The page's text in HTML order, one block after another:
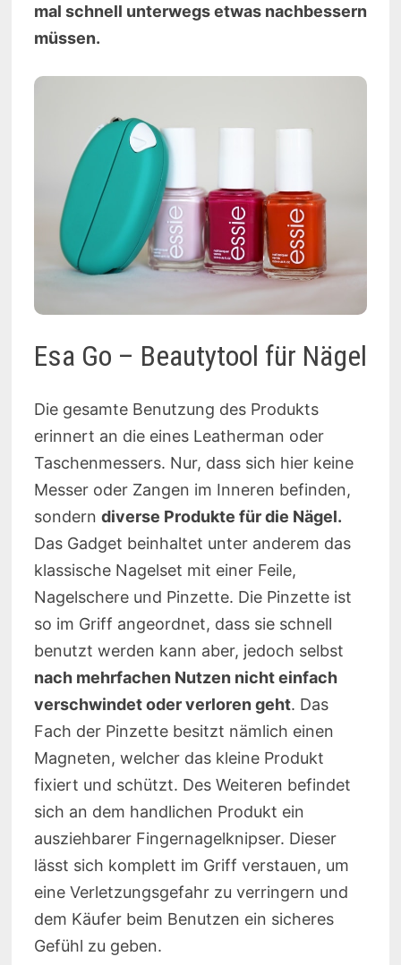
mal schnell unterwegs etwas nachbessern
müssen.
Esa Go – Beautytool für Nägel
Die gesamte Benutzung des Produkts
erinnert an die eines Leatherman oder
Taschenmessers. Nur, dass sich hier keine
Messer oder Zangen im Inneren befinden,
sondern diverse Produkte für die Nägel.
Das Gadget beinhaltet unter anderem das
klassische Nagelset mit einer Feile,
Nagelschere und Pinzette. Die Pinzette ist
so im Griff angeordnet, dass sie schnell
benutzt werden kann aber, jedoch selbst
nach mehrfachen Nutzen nicht einfach
verschwindet oder verloren geht. Das
Fach der Pinzette besitzt nämlich einen
Magneten, welcher das kleine Produkt
fixiert und schützt. Des Weiteren befindet
sich an dem handlichen Produkt ein
ausziehbarer Fingernagelknipser. Dieser
lässt sich komplett im Griff verstauen, um
eine Verletzungsgefahr zu verringern und
dem Käufer beim Benutzen ein sicheres
Gefühl zu geben.